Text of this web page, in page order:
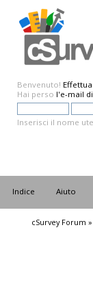
Benvenuto!
Hai perso l'e-mail
Inserisci il nome
Indice Aiuto
cSurvey Forum »